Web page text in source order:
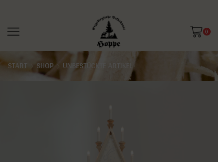
0
START SHOP UNBESTÜCKTE ARTIKEL